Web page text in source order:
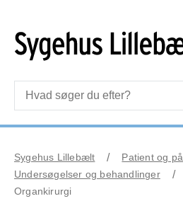
Sygehus Lillebælt
Patient og
Undersøgelser og behandlinger
Organkirurgi